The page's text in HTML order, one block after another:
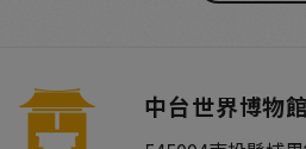
中台世界博物館